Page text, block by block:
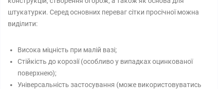
штукатурки. Серед основних переваг сітки просічної можна
виділити:
Висока міцність при малій вазі;
Стійкість до корозії (особливо у випадках оцинкованої
поверхнею);
Універсальність застосування (може використовуватись